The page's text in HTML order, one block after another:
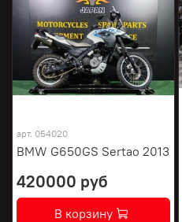
арт. 054020
BMW G650GS Sertao 2013
420000 руб
В корзину